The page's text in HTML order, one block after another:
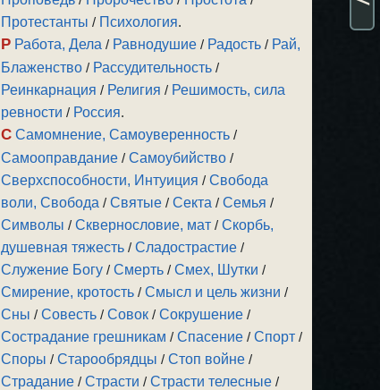
Протестанты / Психология.
Р Работа, Дела / Равнодушие / Радость / Рай,
Блаженство / Рассудительность /
Реинкарнация / Религия / Решимость, сила
ревности / Россия.
С Самомнение, Самоуверенность /
Самооправдание /Самоубийство /
Сверхспособности, Интуиция /Свобода
воли, Свобода /Святые /Секта /Семья /
Символы /Сквернословие, мат /Скорбь,
душевная тяжесть /Сладострастие /
Служение Богу /Смерть /Смех, Шутки /
Смирение, кротость /Смысл и цель жизни /
Сны /Совесть /Совок /Сокрушение /
Сострадание грешникам /Спасение /Спорт /
Споры /Старообрядцы /Стоп войне /
Страдание /Страсти /Страсти телесные /